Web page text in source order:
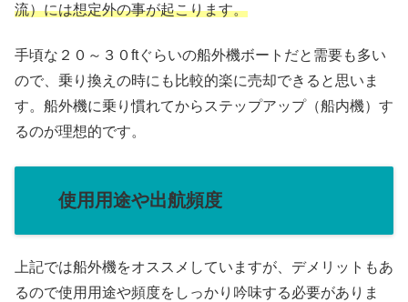
流）には想定外の事が起こります。
手頃な２０～３０ftぐらいの船外機ボートだと需要も多い
ので、乗り換えの時にも比較的楽に売却できると思いま
す。船外機に乗り慣れてからステップアップ（船内機）す
るのが理想的です。
使用用途や出航頻度
上記では船外機をオススメしていますが、デメリットもあ
るので使用用途や頻度をしっかり吟味する必要がありま